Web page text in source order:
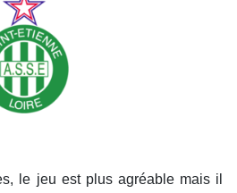
le jeu est plus agréable mais il